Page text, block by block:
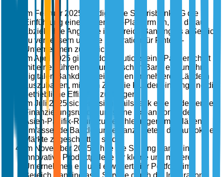
Im Februar 2025 kündigte die Solarisbank AG die
Einführung einer neuen API-Plattform an, die darauf
abzielt, ihre Angebote im Bereich Banking as a Service
zu verbessern und die Integration für Fintech-
Unternehmen zu erleichtern.
Im April 2025 ging Fidor Solutions eine Partnerschaft
mit einer führenden europäischen Bank ein, um ihre
digitalen Bankdienstleistungen in mehreren Ländern
auszubauen, mit dem Ziel, die Kundenbindung und die
betriebliche Effizienz zu steigern.
Im Juli 2025 sicherte sich Railsbank eine bedeutende
Finanzierungsrunde, um seine Expansion in den
Asien-Pazifik-Raum zu beschleunigen, mit Plänen,
umfassende Banklösungen anzubieten, die auf lokale
Märkte zugeschnitten sind.
Im November 2025 führte die Starling Bank eine
innovative Produktpalette für kleine und mittlere
Unternehmen ein und erweiterte ihr Portfolio im